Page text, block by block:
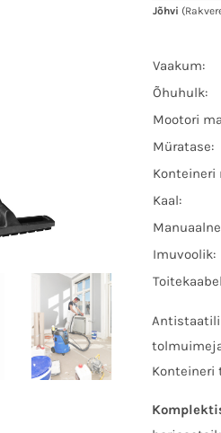
Jõhvi
Vaakum:
Õhuhulk:
Mootori
Müratase:
Konteineri
Kaal:
Imuvoolik: